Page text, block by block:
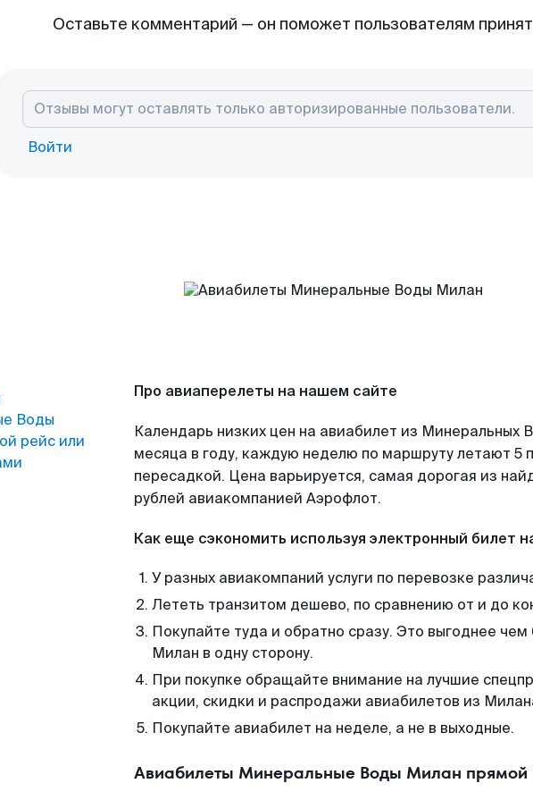
Оставьте комментарий — он поможет пользователям
Войти
Воды
рейс или
Про авиаперелеты на нашем сайте
Календарь низких цен на авиабилет из Минеральных
месяца в году, каждую неделю по маршруту летают 5
пересадкой. Цена варьируется, самая дорогая из
рублей авиакомпанией Аэрофлот.
Как еще сэкономить используя электронный билет
У разных авиакомпаний услуги по перевозке
Лететь транзитом дешево, по сравнению от и до
Покупайте туда и обратно сразу. Это выгоднее
Милан в одну сторону.
При покупке обращайте внимание на лучшие
акции, скидки и распродажи авиабилетов из
Покупайте авиабилет на неделе, а не в выходные.
Авиабилеты Минеральные Воды Милан прямой